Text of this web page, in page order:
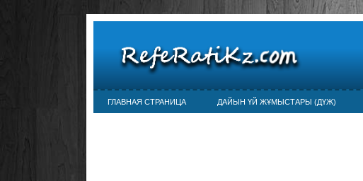
ГЛАВНАЯ СТРАНИЦА ДАЙЫН ҮЙ ЖҰМЫСТАРЫ (ДҮЖ)